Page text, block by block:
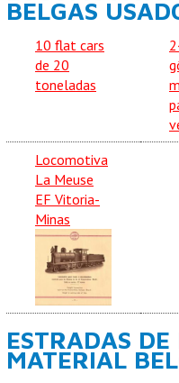
BELGAS
10 flat cars
de 20
toneladas
Locomotiva
La Meuse
EF Vitoria-
Minas
ESTRADAS DE
MATERIAL